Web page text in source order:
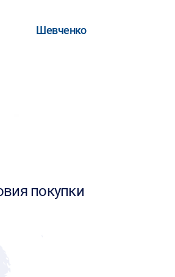
Шевченко
покупки